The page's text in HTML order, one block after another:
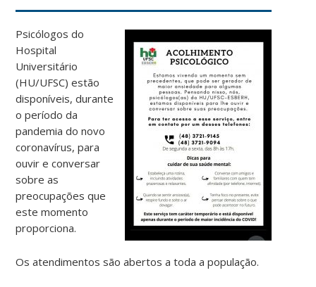
Psicólogos do
Hospital
Universitário
(HU/UFSC) estão
disponíveis, durante
o período da
pandemia do novo
coronavírus, para
ouvir e conversar
sobre as
preocupações que
este momento
proporciona.
Os atendimentos são abertos a toda a população.